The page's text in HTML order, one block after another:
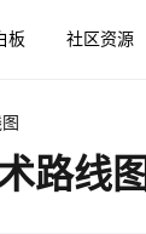
板 社区资源
路线图